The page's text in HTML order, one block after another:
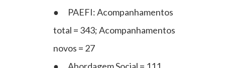
● PAEFI: Acompanhamentos
total = 343; Acompanhamentos
novos = 27